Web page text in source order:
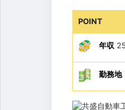
POINT
年収
勤務地